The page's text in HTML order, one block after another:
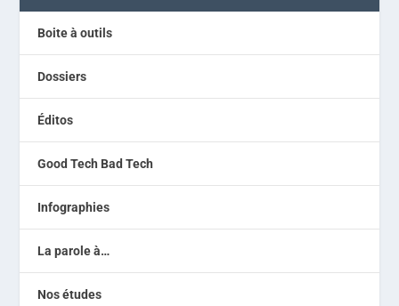
Boite à outils
Dossiers
Éditos
Good Tech Bad Tech
Infographies
La parole à…
Nos études